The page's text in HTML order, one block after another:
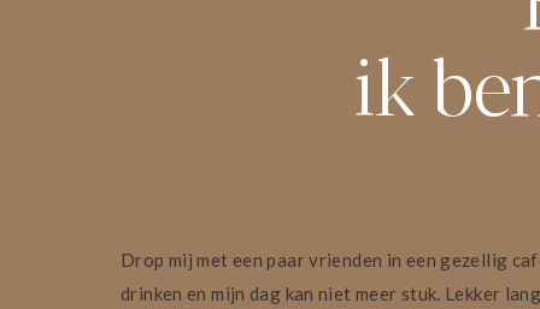
ik
Drop mij met een paar vrienden in een gezellig
drinken en mijn dag kan niet meer stuk. Lekker